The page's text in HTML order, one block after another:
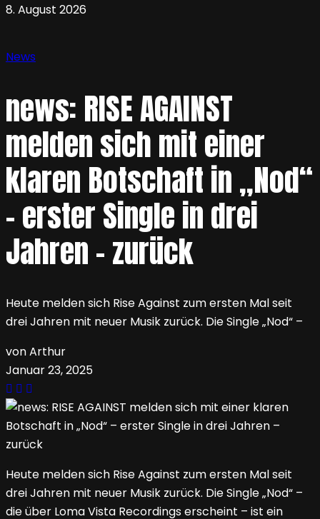
8. August 2026
News
news: RISE AGAINST
melden sich mit einer
klaren Botschaft in „Nod“
– erster Single in drei
Jahren – zurück
Heute melden sich Rise Against zum ersten Mal seit
drei Jahren mit neuer Musik zurück. Die Single „Nod“ –
von Arthur
Januar 23, 2025
Heute melden sich Rise Against zum ersten Mal seit
drei Jahren mit neuer Musik zurück. Die Single „Nod“ –
die über Loma Vista Recordings erscheint – ist ein